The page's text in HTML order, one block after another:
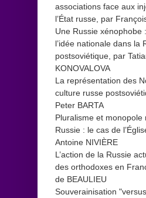
associations face aux
l’État russe, par
Une Russie xénophobe
l’idée nationale dans la
postsoviétique, par
KONOVALOVA
La représentation des
culture russe
Peter BARTA
Pluralisme et monopole
Russie : le cas de
Antoine NIVIÈRE
L’action de la Russie
des orthodoxes en
de BEAULIEU
Souverainisation